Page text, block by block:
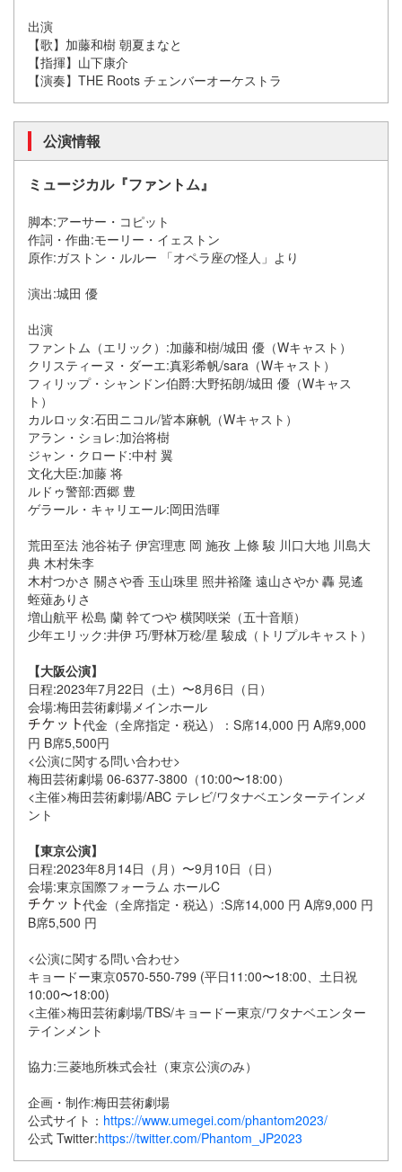
出演
【歌】加藤和樹 朝夏まなと
【指揮】山下康介
【演奏】THE Roots チェンバーオーケストラ
公演情報
ミュージカル『ファントム』
脚本:アーサー・コピット
作詞・作曲:モーリー・イェストン
原作:ガストン・ルルー 「オペラ座の怪人」より
演出:城田 優
出演
ファントム（エリック）:加藤和樹/城田 優（Wキャスト）
クリスティーヌ・ダーエ:真彩希帆/sara（Wキャスト）
フィリップ・シャンドン伯爵:大野拓朗/城田 優（Wキャス
ト）
カルロッタ:石田ニコル/皆本麻帆（Wキャスト）
アラン・ショレ:加治将樹
ジャン・クロード:中村 翼
文化大臣:加藤 将
ルドゥ警部:西郷 豊
ゲラール・キャリエール:岡田浩暉
荒田至法 池谷祐子 伊宮理恵 岡 施孜 上條 駿 川口大地 川島大
典 木村朱李
木村つかさ 關さや香 玉山珠里 照井裕隆 遠山さやか 轟 晃遙
蛭薙ありさ
増山航平 松島 蘭 幹てつや 横関咲栄（五十音順）
少年エリック:井伊 巧/野林万稔/星 駿成（トリプルキャスト）
【大阪公演】
日程:2023年7月22日（土）〜8月6日（日）
会場:梅田芸術劇場メインホール
代金（全席指定・税込）：S席14,000 円 A席9,000
円 B席5,500円
<公演に関する問い合わせ>
梅田芸術劇場 06-6377-3800（10:00〜18:00）
<主催>梅田芸術劇場/ABC テレビ/ワタナベエンターテインメ
ント
【東京公演】
日程:2023年8月14日（月）〜9月10日（日）
会場:東京国際フォーラム ホールC
代金（全席指定・税込）:S席14,000 円 A席9,000 円
B席5,500 円
<公演に関する問い合わせ>
キョードー東京0570-550-799 (平日11:00〜18:00、土日祝
10:00〜18:00)
<主催>梅田芸術劇場/TBS/キョードー東京/ワタナベエンター
テインメント
協力:三菱地所株式会社（東京公演のみ）
企画・制作:梅田芸術劇場
公式サイト： https://www.umegei.com/phantom2023/
公式 Twitter:https://twitter.com/Phantom_JP2023